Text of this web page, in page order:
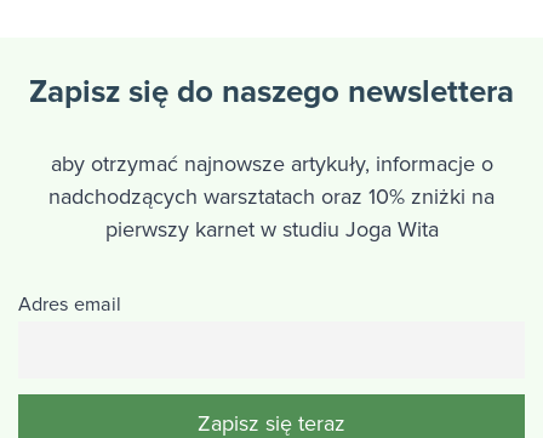
Zapisz się do naszego newslettera
aby otrzymać najnowsze artykuły, informacje o
nadchodzących warsztatach oraz 10% zniżki na
pierwszy karnet w studiu Joga Wita
Adres email